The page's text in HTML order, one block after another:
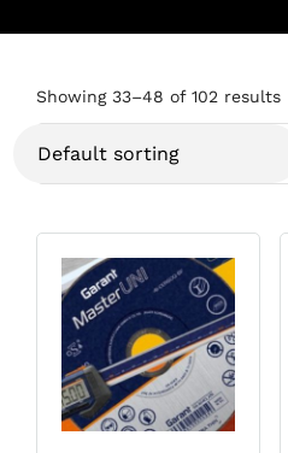
Showing 33–48 of 102 results